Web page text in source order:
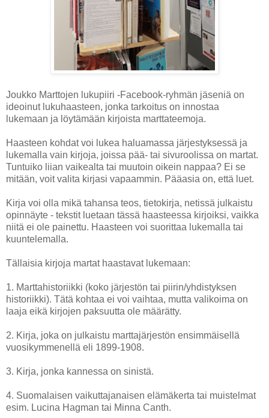
Joukko Marttojen lukupiiri -Facebook-ryhmän jäseniä on
ideoinut lukuhaasteen, jonka tarkoitus on innostaa
lukemaan ja löytämään kirjoista marttateemoja.
Haasteen kohdat voi lukea haluamassa järjestyksessä ja
lukemalla vain kirjoja, joissa pää- tai sivuroolissa on martat.
Tuntuiko liian vaikealta tai muutoin oikein nappaa? Ei se
mitään, voit valita kirjasi vapaammin. Pääasia on, että luet.
Kirja voi olla mikä tahansa teos, tietokirja, netissä julkaistu
opinnäyte - tekstit luetaan tässä haasteessa kirjoiksi, vaikka
niitä ei ole painettu. Haasteen voi suorittaa lukemalla tai
kuuntelemalla.
Tällaisia kirjoja martat haastavat lukemaan:
1. Marttahistoriikki (koko järjestön tai piirin/yhdistyksen
historiikki). Tätä kohtaa ei voi vaihtaa, mutta valikoima on
laaja eikä kirjojen paksuutta ole määrätty.
2. Kirja, joka on julkaistu marttajärjestön ensimmäisellä
vuosikymmenellä eli 1899-1908.
3. Kirja, jonka kannessa on sinistä.
4. Suomalaisen vaikuttajanaisen elämäkerta tai muistelmat
esim. Lucina Hagman tai Minna Canth.